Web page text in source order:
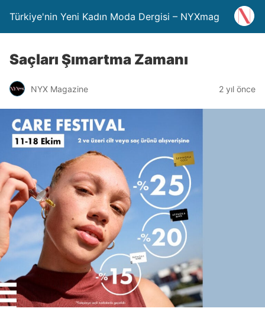
Türkiye'nin Yeni Kadın Moda Dergisi – NYXmag
Saçları Şımartma Zamanı
NYX Magazine 2 yıl önce